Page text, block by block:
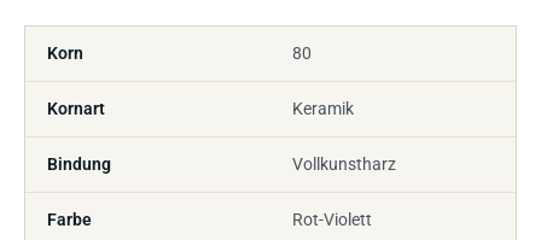
Korn 80
Kornart Keramik
Bindung Vollkunstharz
Farbe Rot-Violett